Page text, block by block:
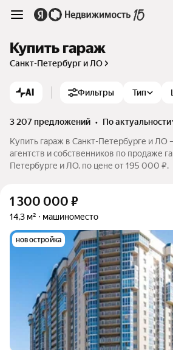
Купить гараж
Санкт-Петербург и ЛО
AI Фильтры Тип
3 207 предложений •
по актуальности
Купить гараж в Санкт-Петербурге и ЛО
агентств и собственников по продаже
Петербурге и ЛО. по цене от 195 000 ₽.
1 300 000 ₽
14,3 м² машиноместо
новостройка